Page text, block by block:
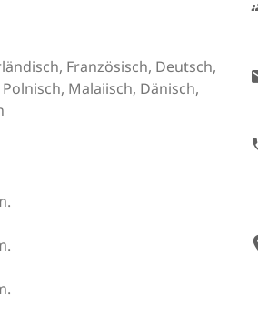
Französisch, Deutsch,
Malaiisch, Dänisch,